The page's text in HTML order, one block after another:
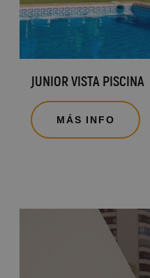
JUNIOR VISTA PISCINA
MÁS INFO